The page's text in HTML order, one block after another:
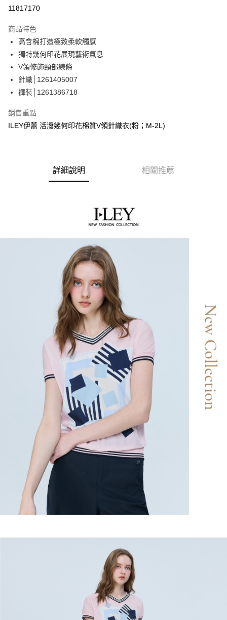
上海商業儲蓄銀行
臺灣中小企業銀行
匯豐（台灣）商業銀行
聯邦商業銀行
元大商業銀行
玉山商業銀行
台新國際商業銀行
台灣樂天信用卡公司
LINE Pay
Apple Pay
街口支付
悠遊付
Google Pay
大哥付你分期
2.付款方式選擇「大哥付你分期」，訂單成立後會自動跳轉到大哥付的交易
流程，驗證手機門號後，選擇欲分期的期數、繳款截止日，確認付款後即完
消。如遇「轉專審核」未通過狀況，表示未達大哥付你分期系統評分，恕無
1.分期款項不併入電信帳單，「大哥付你分期」於每月結算日後寄送繳費提
2.透過簡訊連結打開帳單後，可選擇「超商條碼／台灣大直營門市／銀行轉
帳／街口支付／iPASS MONEY」等通路繳費。
1.本服務係由「台灣大哥大股份有限公司」（以下簡稱本公司）所提供，讓
用戶於交易時，得透過本服務購買商品或服務，並由商店將買賣／分期付款
買賣價金債權讓與本公司後，依約使用本公司帳單繳交帳款。
2.基於同意付款使用「大哥付你分期」之契約關係目的，商店將以您的個人
資料（包含姓名、電話或地址）提供予台灣大哥大進項蒐集、處理及利用，
由本公司與您本人進行分期帳單所需資料之確認、核對及更正。
3.完整用戶服務條款，請詳閱以下連結：https://oppay.tw/userRule
【關於「AFTEE先享後付」】
１．簡單：不需註冊會員、不需綁卡、不需儲值。
２．便利：只要手機號碼，簡訊認證，即可結帳。
３．安心：先確認商品／服務後，再付款。
【「AFTEE先享後付」結帳流程】
１．於結帳方式選擇「AFTEE先享後付」後，將跳轉至「AFTEE先享後付」
結帳頁面，進行簡訊認證並確認金額後，即可完成結帳。
２．訂單成立數日內，您將收到繳費通知簡訊。
３．收到繳費通知簡訊後14天內，點擊此簡訊中的連結，可透過四大超商／
ATM／網路銀行／等多元方式進行付款，方視為交易完成。
※ 請注意：結帳手續完成當下不需立刻繳費，但若您需要取消訂單，請聯絡
購買商品的店家。未經商家同意取消之訂單仍視為有效，需透過AFTEE先享
後付繳納相關費用。
※ 交易是否成功請以「AFTEE先享後付 」之結帳頁面顯示為準，若有關於
是否繳費成功／繳費後需取消欲退款等相關疑問，請聯繫「AFTEE先享後付
客戶支援中心」 https://netprotections.freshdesk.com/support/home
１．透過由恩沛科技股份有限公司提供之「AFTEE先享後付」服務完成之交
易，需依本服務之必要範圍內提供個人資料，並將交易相關給付款項請求債
權轉讓予恩沛科技股份有限公司。
２．關於個人資料處理事宜，請瀏覽以下網址：
https://aftee.tw/terms/#terms3
３．未成年的使用者請事先徵得法定代理人或監護人之同意方可使用
「AFTEE先享後付」，若未經同意申辦者引起之損失，本公司不負相關責
４．使用「AFTEE先享後付」時，將依據個別帳號之用戶狀況，依本公司即
時審查核予不同之上限額度；若仍有額度不足之情形，本公司將視審查結果
請求用戶進行身份認證。
５．嚴禁一人註冊多個帳號或使用他人資訊註冊。若發現惡意使用之情形，
恩沛科技股份有限公司將有權停止該用戶之使用額度並採取法律行動。
每筆NT$120，滿NT$2,500(含以上)免運費
每筆NT$120，滿NT$2,500(含以上)免運費
每筆NT$120，滿NT$2,500(含以上)免運費
付款後萊爾富取貨
每筆NT$120，滿NT$2,500(含以上)免運費
每筆NT$120，滿NT$2,500(含以上)免運費
付款後7-11取貨
每筆NT$120，滿NT$2,500(含以上)免運費
每筆NT$120，滿NT$2,500(含以上)免運費
宅配離島
每筆NT$120，滿NT$2,500(含以上)免運費
付款後門市自取
免運費
海外配送
11817170
商品特色
高含棉打造極致柔軟觸感
獨特幾何印花展現藝術氣息
V領修飾頸部線條
針織│1261405007
褲裝│1261386718
銷售重點
ILEY伊蕾 活潑幾何印花棉質V領針織衣(粉；M-2L)
詳細說明 相關推薦